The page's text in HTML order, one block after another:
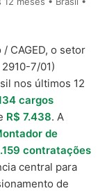
CAGED, o setor
2910-7/01)
nos últimos 12
cargos
R$ 7.438. A
de
contratações
central para
de